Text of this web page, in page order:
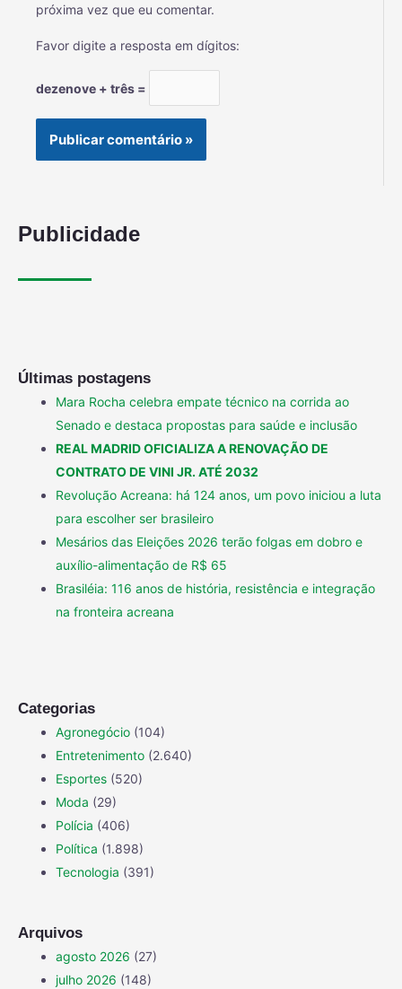
próxima vez que eu comentar.
Favor digite a resposta em dígitos:
dezenove + três =
Publicidade
Últimas postagens
Mara Rocha celebra empate técnico na corrida ao
Senado e destaca propostas para saúde e inclusão
REAL MADRID OFICIALIZA A RENOVAÇÃO DE
CONTRATO DE VINI JR. ATÉ 2032
Revolução Acreana: há 124 anos, um povo iniciou a luta
para escolher ser brasileiro
Mesários das Eleições 2026 terão folgas em dobro e
auxílio-alimentação de R$ 65
Brasiléia: 116 anos de história, resistência e integração
na fronteira acreana
Categorias
Agronegócio (104)
Entretenimento (2.640)
Esportes (520)
Moda (29)
Polícia (406)
Política (1.898)
Tecnologia (391)
Arquivos
agosto 2026 (27)
julho 2026 (148)